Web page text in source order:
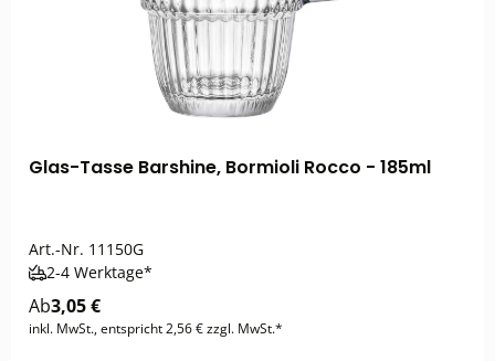
Glas-Tasse Barshine, Bormioli Rocco - 185ml
Art.-Nr. 11150G
2-4 Werktage*
Ab3,05 €
inkl. MwSt., entspricht 2,56 € zzgl. MwSt.*